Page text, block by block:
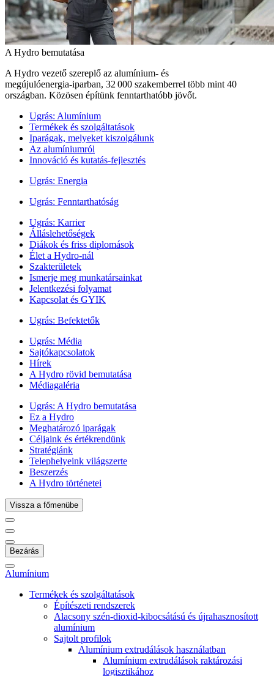
A Hydro bemutatása
A Hydro vezető szereplő az alumínium- és
megújulóenergia‑iparban, 32 000 szakemberrel több mint 40
országban. Közösen építünk fenntarthatóbb jövőt.
Ugrás: Alumínium
Termékek és szolgáltatások
Iparágak, melyeket kiszolgálunk
Az alumíniumról
Innováció és kutatás-fejlesztés
Ugrás: Energia
Ugrás: Fenntarthatóság
Ugrás: Karrier
Álláslehetőségek
Diákok és friss diplomások
Élet a Hydro-nál
Szakterületek
Ismerje meg munkatársainkat
Jelentkezési folyamat
Kapcsolat és GYIK
Ugrás: Befektetők
Ugrás: Média
Sajtókapcsolatok
Hírek
A Hydro rövid bemutatása
Médiagaléria
Ugrás: A Hydro bemutatása
Ez a Hydro
Meghatározó iparágak
Céljaink és értékrendünk
Stratégiánk
Telephelyeink világszerte
Beszerzés
A Hydro történetei
Vissza a főmenübe
Bezárás
Alumínium
Termékek és szolgáltatások
Építészeti rendszerek
Alacsony szén-dioxid-kibocsátású és újrahasznosított
alumínium
Sajtolt profilok
Alumínium extrudálások használatban
Alumínium extrudálások raktározási
logisztikához